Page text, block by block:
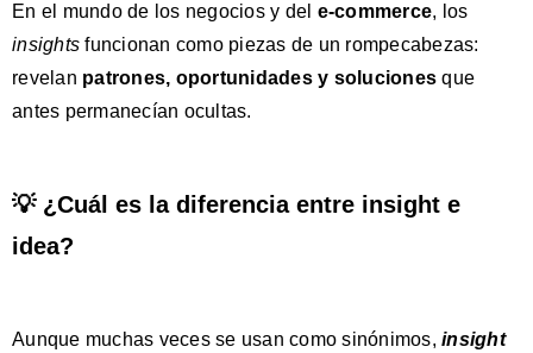
En el mundo de los negocios y del e-commerce, los
insights funcionan como piezas de un rompecabezas:
revelan patrones, oportunidades y soluciones que
antes permanecían ocultas.
💡 ¿Cuál es la diferencia entre insight e
idea?
Aunque muchas veces se usan como sinónimos, insight